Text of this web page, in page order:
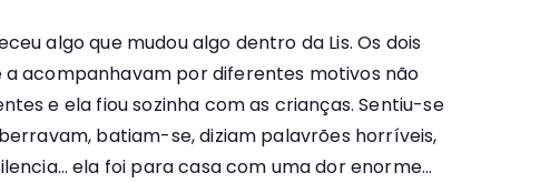
algo que mudou algo dentro da Lis. Os dois
a acompanhavam por diferentes motivos não
e ela fiou sozinha com as crianças. Sentiu-se
batiam-se, diziam palavrões horríveis,
ela foi para casa com uma dor enorme…